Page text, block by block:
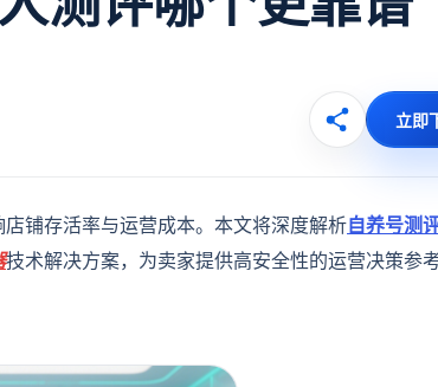
立即
铺存活率与运营成本。本文将深度解析自养号测
技术解决方案，为卖家提供高安全性的运营决策参